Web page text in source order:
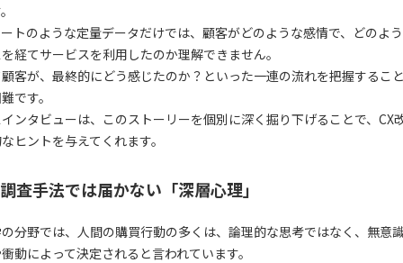
トのような定量データだけでは、顧客がどのような感情で、どのよ
経てサービスを利用したのか理解できません。
客が、最終的にどう感じたのか？といった一連の流れを把握するこ
です。
ンタビューは、このストーリーを個別に深く掘り下げることで、CX
ヒントを与えてくれます。
査手法では届かない「深層心理」
分野では、人間の購買行動の多くは、論理的な思考ではなく、無意
動によって決定されると言われています。